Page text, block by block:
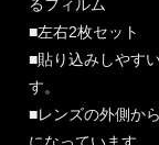
るフィルム
■左右2枚セット
■貼り込みしやす
す。
■レンズの外側か